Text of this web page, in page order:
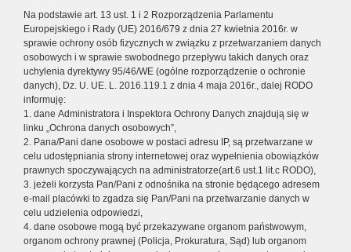
Na podstawie art. 13 ust. 1 i 2 Rozporządzenia Parlamentu
Europejskiego i Rady (UE) 2016/679 z dnia 27 kwietnia 2016r. w
sprawie ochrony osób fizycznych w związku z przetwarzaniem danych
osobowych i w sprawie swobodnego przepływu takich danych oraz
uchylenia dyrektywy 95/46/WE (ogólne rozporządzenie o ochronie
danych), Dz. U. UE. L. 2016.119.1 z dnia 4 maja 2016r., dalej RODO
informuję:
1. dane Administratora i Inspektora Ochrony Danych znajdują się w
linku „Ochrona danych osobowych”,
2. Pana/Pani dane osobowe w postaci adresu IP, są przetwarzane w
celu udostępniania strony internetowej oraz wypełnienia obowiązków
prawnych spoczywających na administratorze(art.6 ust.1 lit.c RODO),
3. jeżeli korzysta Pan/Pani z odnośnika na stronie będącego adresem
e-mail placówki to zgadza się Pan/Pani na przetwarzanie danych w
celu udzielenia odpowiedzi,
4. dane osobowe mogą być przekazywane organom państwowym,
organom ochrony prawnej (Policja, Prokuratura, Sąd) lub organom